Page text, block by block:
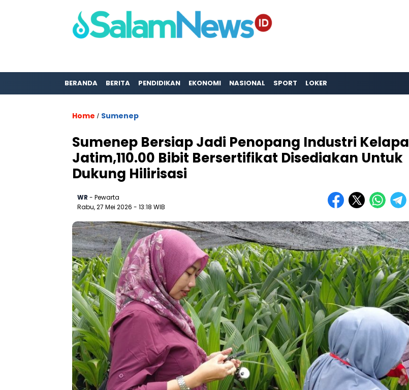
BERANDA BERITA PENDIDIKAN EKONOMI NASIONAL SPORT LOKER
Home / Sumenep
Sumenep Bersiap Jadi Penopang Industri Kelapa
Jatim,110.00 Bibit Bersertifikat Disediakan Untuk
Dukung Hilirisasi
WR - Pewarta
Rabu, 27 Mei 2026 - 13:18 WIB